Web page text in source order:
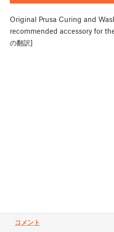
コメント
Original Prusa Curing and
recommended accessory for
の翻訳]